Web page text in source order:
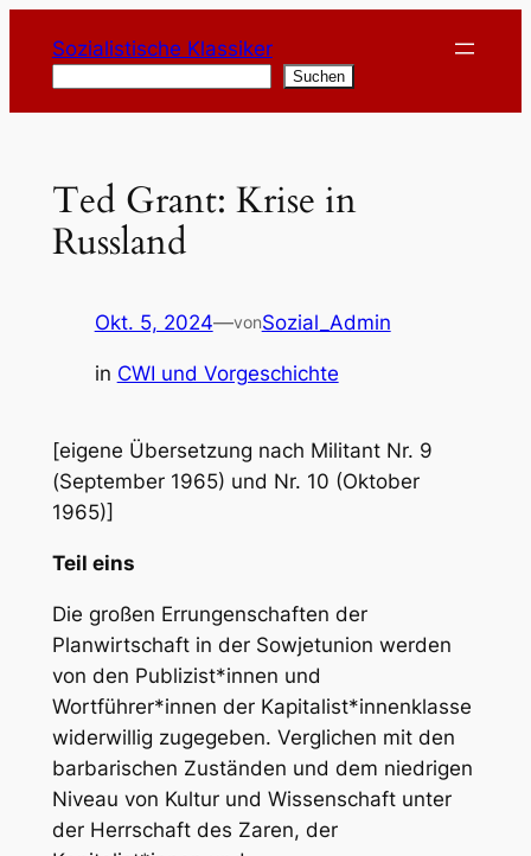
Inhalt
springen
Sozialistische Klassiker
Suchen
Ted Grant: Krise in
Russland
Okt. 5, 2024—vonSozial_Admin
in CWI und Vorgeschichte
[eigene Übersetzung nach Militant Nr. 9
(September 1965) und Nr. 10 (Oktober
1965)]
Teil eins
Die großen Errungenschaften der
Planwirtschaft in der Sowjetunion werden
von den Publizist*innen und
Wortführer*innen der Kapitalist*innenklasse
widerwillig zugegeben. Verglichen mit den
barbarischen Zuständen und dem niedrigen
Niveau von Kultur und Wissenschaft unter
der Herrschaft des Zaren, der